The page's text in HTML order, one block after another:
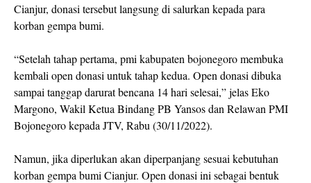
Cianjur, donasi tersebut langsung di salurkan kepada para
korban gempa bumi.
“Setelah tahap pertama, pmi kabupaten bojonegoro membuka
kembali open donasi untuk tahap kedua. Open donasi dibuka
sampai tanggap darurat bencana 14 hari selesai,” jelas Eko
Margono, Wakil Ketua Bindang PB Yansos dan Relawan PMI
Bojonegoro kepada JTV, Rabu (30/11/2022).
Namun, jika diperlukan akan diperpanjang sesuai kebutuhan
korban gempa bumi Cianjur. Open donasi ini sebagai bentuk